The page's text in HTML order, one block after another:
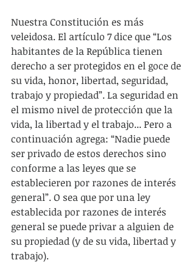
Nuestra Constitución es más
veleidosa. El artículo 7 dice que “Los
habitantes de la República tienen
derecho a ser protegidos en el goce de
su vida, honor, libertad, seguridad,
trabajo y propiedad”. La seguridad en
el mismo nivel de protección que la
vida, la libertad y el trabajo... Pero a
continuación agrega: “Nadie puede
ser privado de estos derechos sino
conforme a las leyes que se
establecieren por razones de interés
general”. O sea que por una ley
establecida por razones de interés
general se puede privar a alguien de
su propiedad (y de su vida, libertad y
trabajo).